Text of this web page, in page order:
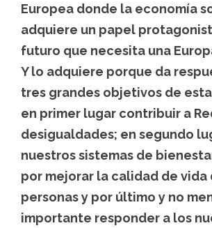
Europea donde la economía
adquiere un papel
futuro que necesita una
Y lo adquiere porque da
tres grandes objetivos de
en primer lugar contribuir a
desigualdades; en segundo
nuestros sistemas de
por mejorar la calidad de vida
personas y por último y no
importante responder a los